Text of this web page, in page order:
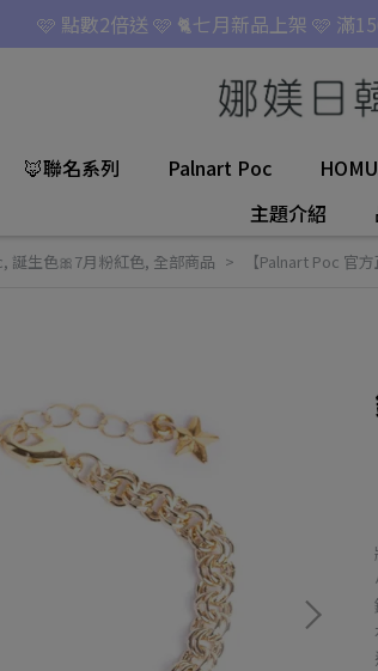
🩷 點數2倍送 🩷 🐈七月新品上架 🩷 滿
🦊聯名系列 Palnart Poc
主題介紹
, 誕生色🎀7月粉紅色, 全部商品 【Palnart Poc 官